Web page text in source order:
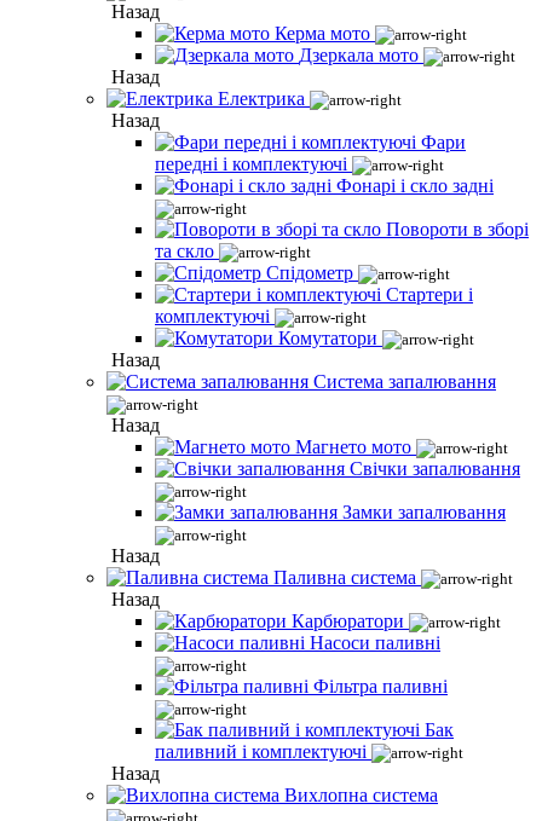
Назад
Керма мото
Дзеркала мото
Назад
Електрика
Назад
Фари
передні і комплектуючі
Фонарі і скло задні
Повороти в зборі
та скло
Спідометр
Стартери і
комплектуючі
Комутатори
Назад
Система запалювання
Назад
Магнето мото
Свічки запалювання
Замки запалювання
Назад
Паливна система
Назад
Карбюратори
Насоси паливні
Фільтра паливні
Бак
паливний і комплектуючі
Назад
Вихлопна система